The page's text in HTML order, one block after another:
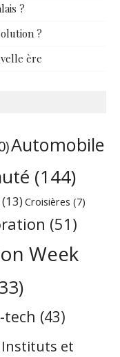
?
?
ère
Automobile
(144)
(13) Croisières (7)
(51)
Week
tech (43)
Instituts et